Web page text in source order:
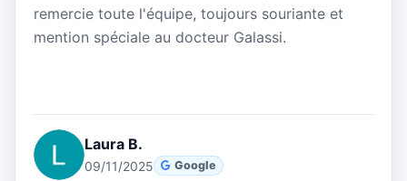
remercie toute l'équipe, toujours souriante et
mention spéciale au docteur Galassi.
Laura B.
09/11/2025 Google